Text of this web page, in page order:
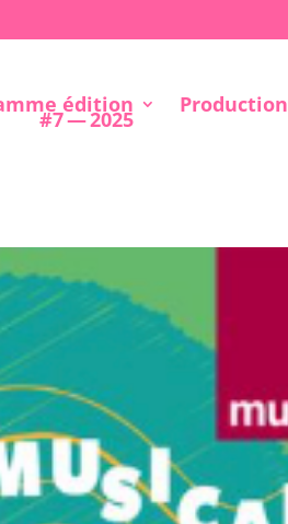
édition
#7 — 2025
Production